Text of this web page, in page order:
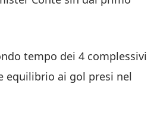
tempo dei 4 complessivi
equilibrio ai gol presi nel